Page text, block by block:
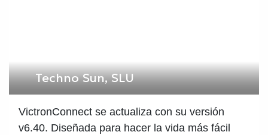
Techno Sun, SLU
VictronConnect se actualiza con su versión
v6.40. Diseñada para hacer la vida más fácil